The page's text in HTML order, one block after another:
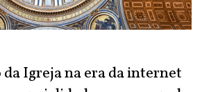
Igreja na era da internet